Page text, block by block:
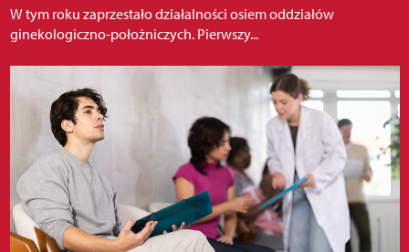
W tym roku zaprzestało działalności osiem oddziałów
ginekologiczno-położniczych. Pierwszy...